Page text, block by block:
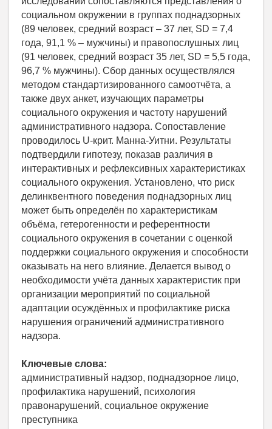
социальном окружении в группах поднадзорных
(89 человек, средний возраст – 37 лет, SD = 7,4
года, 91,1 % – мужчины) и правопослушных лиц
(91 человек, средний возраст 35 лет, SD = 5,5 года,
96,7 % мужчины). Сбор данных осуществлялся
методом стандартизированного самоотчёта, а
также двух анкет, изучающих параметры
социального окружения и частоту нарушений
административного надзора. Сопоставление
проводилось U-крит. Манна-Уитни. Результаты
подтвердили гипотезу, показав различия в
интерактивных и рефлексивных характеристиках
социального окружения. Установлено, что риск
делинквентного поведения поднадзорных лиц
может быть определён по характеристикам
объёма, гетерогенности и референтности
социального окружения в сочетании с оценкой
поддержки социального окружения и способности
оказывать на него влияние. Делается вывод о
необходимости учёта данных характеристик при
организации мероприятий по социальной
адаптации осуждённых и профилактике риска
нарушения ограничений административного
надзора.
Ключевые слова:
административный надзор, поднадзорное лицо,
профилактика нарушений, психология
правонарушений, социальное окружение
преступника